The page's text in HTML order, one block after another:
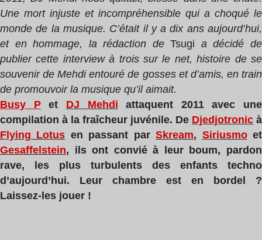
Une mort injuste et incompréhensible qui a choqué le
monde de la musique. C’était il y a dix ans aujourd’hui,
et en hommage, la rédaction deTsugi a décidé de
publier cette interview à trois sur le net, histoire de se
souvenir de Mehdi entouré de gosses et d’amis, en train
de promouvoir la musique qu’il aimait.
Busy Pet DJ Mehdi attaquent 2011 avec une
compilation à la fraîcheur juvénile. De Djedjotronic à
Flying Lotus en passant parSkream, Siriusmoet
Gesaffelstein, ils ont convié à leur boum, pardon
rave, les plus turbulents des enfants techno
d’aujourd’hui. Leur chambre est en bordel ?
Laissez-les jouer !